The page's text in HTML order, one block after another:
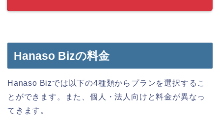
Hanaso Bizの料金
Hanaso Bizでは以下の4種類からプランを選択するこ
とができます。また、個人・法人向けと料金が異なっ
てきます。